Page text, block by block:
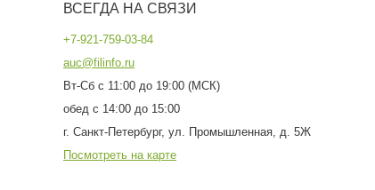
ВСЕГДА НА СВЯЗИ
+7-921-759-03-84
auc@filinfo.ru
Вт-Сб с 11:00 до 19:00 (МСК)
обед с 14:00 до 15:00
г. Санкт-Петербург, ул. Промышленная, д. 5Ж
Посмотреть на карте